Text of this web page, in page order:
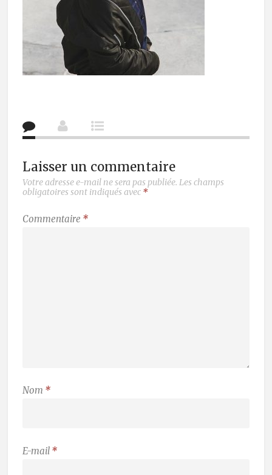
Laisser un commentaire
Votre adresse e-mail ne sera pas publiée. Les champs
obligatoires sont indiqués avec *
Commentaire *
Nom *
E-mail *